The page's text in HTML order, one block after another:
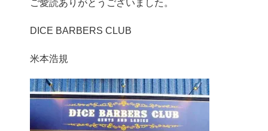
ご愛読ありがとうございました。
DICE BARBERS CLUB
米本浩規